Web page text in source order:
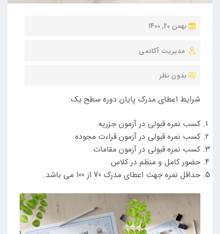
ن
ش
ه
ش
ه
د
ر
بهمن 20, 1400
مدیریت آکادمی
بدون نظر
شرایط اعطای مدرک پایان دوره سطح یک:
کسب نمره قبولی در آزمون جزریه
کسب نمره قبولی در آزمون قراءت مجوده
کسب نمره قبولی در آزمون مقامات
حضور کامل و منظم در کلاس
حداقل نمره جهت اعطای مدرک 70 از 100 می باشد.